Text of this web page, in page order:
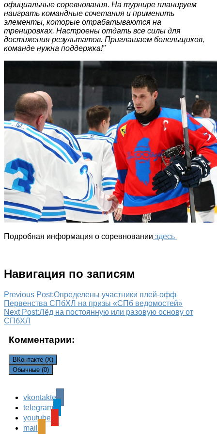
официальные соревнования. На турнире планируем
наиграть командные сочетания и применить
элементы, которые отрабатываются на
тренировках. Настроены отдать все силы для
достижения результатов. Приглашаем болельщиков,
команде нужна поддержка!"
Подробная информация о соревновании здесь
Навигация по записям
Previous Post:Определены участники плей-офф
Первенства СПбХЛ на призы «СПб ведомостей»
Next Post:Лёд на постоянную или разовую основу от
СПбХЛ
Комментарии:
ВКонтакте (X)
Обычные (0)
Leave a Reply
Ваш адрес email не будет опубликован.
поля помечены
vkontakte
telegram
youtube
mail